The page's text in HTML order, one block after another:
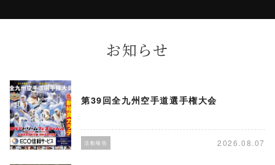
お知らせ
第39回全九州空手道選手権大会
活動報告 2026.08.07